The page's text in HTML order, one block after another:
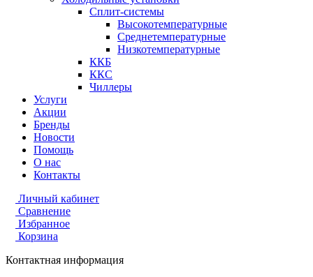
Сплит-системы
Высокотемпературные
Среднетемпературные
Низкотемпературные
ККБ
ККС
Чиллеры
Услуги
Акции
Бренды
Новости
Помощь
О нас
Контакты
Личный кабинет
Сравнение
Избранное
Корзина
Контактная информация